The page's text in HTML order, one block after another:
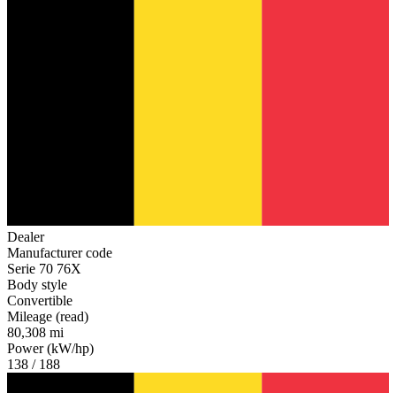
Dealer
Manufacturer code
Serie 70 76X
Body style
Convertible
Mileage (read)
80,308 mi
Power (kW/hp)
138 / 188